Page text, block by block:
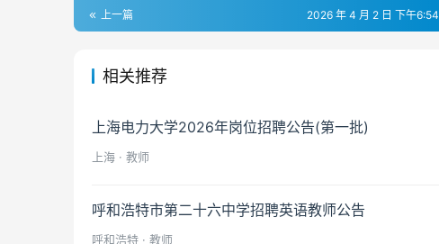
上一篇 2026 年 4 月 2 日 下午6:54
相关推荐
上海电力大学2026年岗位招聘公告(第一批)
上海 · 教师
呼和浩特市第二十六中学招聘英语教师公告
呼和浩特 · 教师